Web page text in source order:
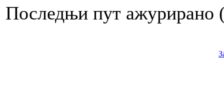
Последњи пут ажурирано